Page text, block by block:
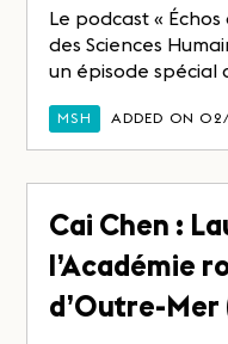
Le podcast «
des Sciences
un épisode spécial
MSH ADDED ON
Cai Chen :
l’Académie
d’Outre-Mer